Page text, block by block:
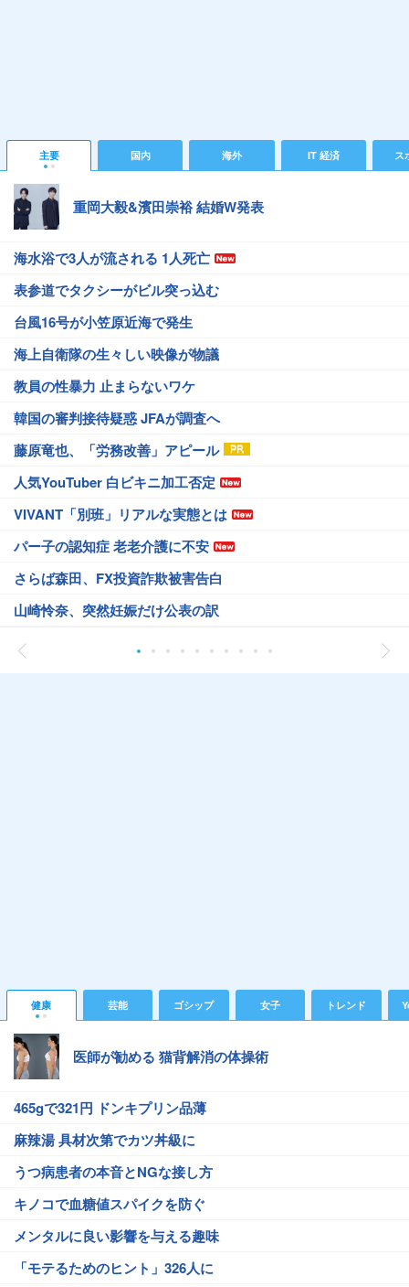
主要 国内 海外 IT 経済 ス
重岡大毅&濱田崇裕 結婚W発表
海水浴で3人が流される 1人死亡
表参道でタクシーがビル突っ込む
台風16号が小笠原近海で発生
海上自衛隊の生々しい映像が物議
教員の性暴力 止まらないワケ
韓国の審判接待疑惑 JFAが調査へ
藤原竜也、「労務改善」アピール
人気YouTuber 白ビキニ加工否定
VIVANT「別班」リアルな実態とは
パー子の認知症 老老介護に不安
さらば森田、FX投資詐欺被害告白
山崎怜奈、突然妊娠だけ公表の訳
健康 芸能 ゴシップ 女子 トレンド
医師が勧める 猫背解消の体操術
465gで321円 ドンキプリン品薄
麻辣湯 具材次第でカツ丼級に
うつ病患者の本音とNGな接し方
キノコで血糖値スパイクを防ぐ
メンタルに良い影響を与える趣味
「モテるためのヒント」326人に